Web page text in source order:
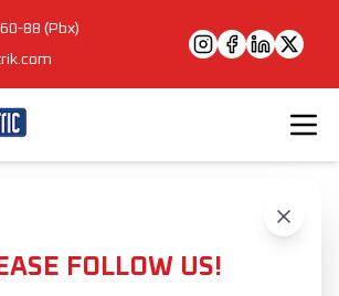
88 (Pbx)
FOLLOW US!